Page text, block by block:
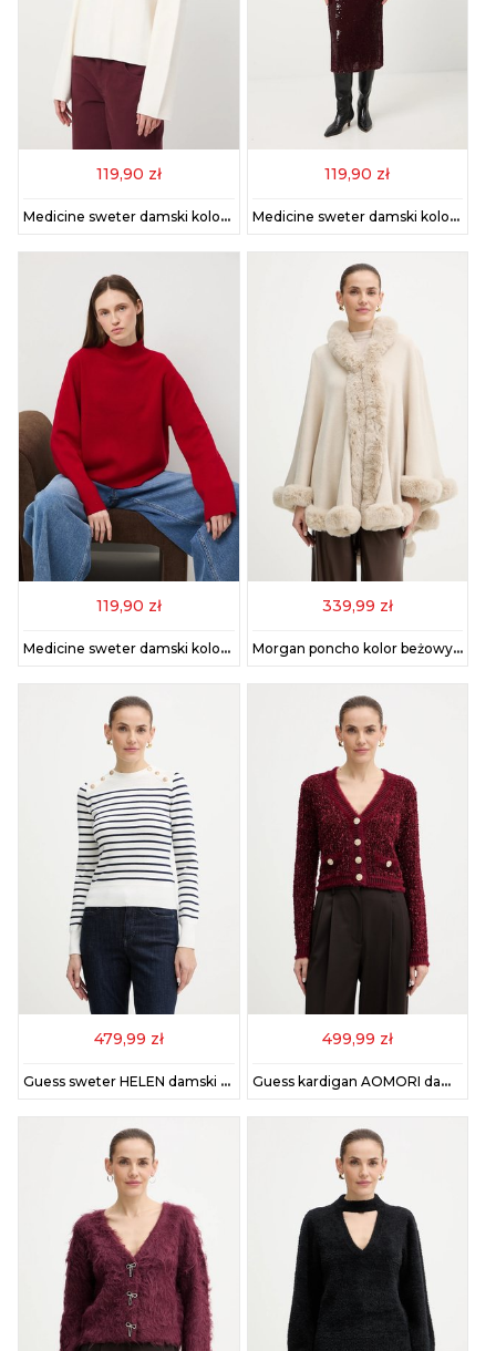
119,90 zł
Medicine sweter damski kolor beżowy lekki z półgolfem
119,90 zł
Medicine sweter damski kolor bordowy lekki z półgolfem
119,90 zł
Medicine sweter damski kolor czerwony lekki z półgolfem
339,99 zł
Morgan poncho kolor beżowy 5IVIK
479,99 zł
Guess sweter HELEN damski kolor biały W5BR36 Z0422
499,99 zł
Guess kardigan AOMORI damski kolor bordowy W5BR0E Z4090